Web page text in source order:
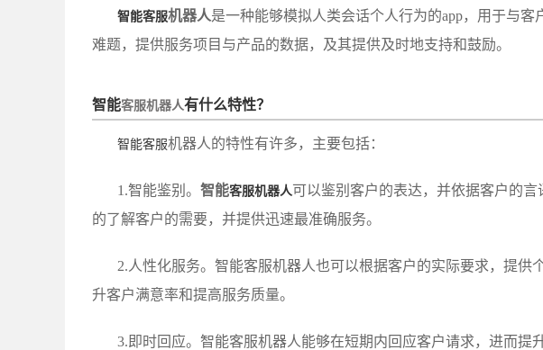
智能客服机器人是一种能够模拟人类会话个人行为的app，用于与客
难题，提供服务项目与产品的数据，及其提供及时地支持和鼓励。
智能客服机器人有什么特性？
智能客服机器人的特性有许多，主要包括：
1.智能鉴别。 智能客服机器人可以鉴别客户的表达，并依据客户的
的了解客户的需要，并提供迅速最准确服务。
2.人性化服务。智能客服机器人也可以根据客户的实际要求，提供
升客户满意率和提高服务质量。
3.即时回应。智能客服机器人能够在短期内回应客户请求，进而提